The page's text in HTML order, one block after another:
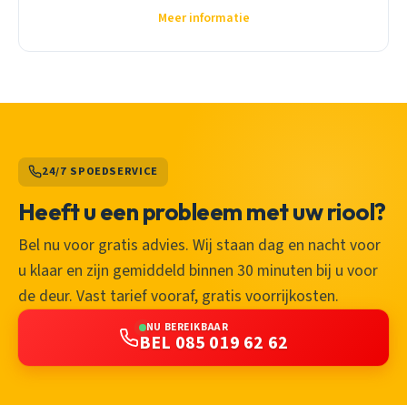
Meer informatie
24/7 SPOEDSERVICE
Heeft u een probleem met uw riool?
Bel nu voor gratis advies. Wij staan dag en nacht voor
u klaar en zijn gemiddeld binnen 30 minuten bij u voor
de deur. Vast tarief vooraf, gratis voorrijkosten.
NU BEREIKBAAR
BEL 085 019 62 62